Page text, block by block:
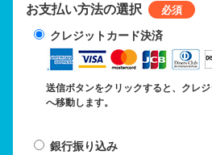
お支払い方法の選択
クレジットカード決済
送信ボタンをクリックすると、クレ
へ移動します。
銀行振り込み